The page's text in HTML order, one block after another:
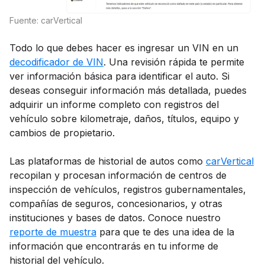
Fuente: carVertical
Todo lo que debes hacer es ingresar un VIN en un
decodificador de VIN. Una revisión rápida te permite
ver información básica para identificar el auto. Si
deseas conseguir información más detallada, puedes
adquirir un informe completo con registros del
vehículo sobre kilometraje, daños, títulos, equipo y
cambios de propietario.
Las plataformas de historial de autos como carVertical
recopilan y procesan información de centros de
inspección de vehículos, registros gubernamentales,
compañías de seguros, concesionarios, y otras
instituciones y bases de datos. Conoce nuestro
reporte de muestra para que te des una idea de la
información que encontrarás en tu informe de
historial del vehículo.